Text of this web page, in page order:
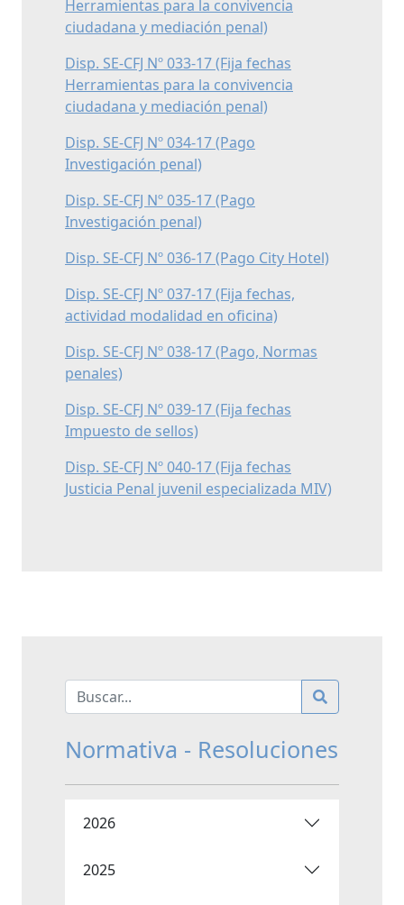
Herramientas para la convivencia
ciudadana y mediación penal)
Disp. SE-CFJ Nº 033-17 (Fija fechas
Herramientas para la convivencia
ciudadana y mediación penal)
Disp. SE-CFJ Nº 034-17 (Pago
Investigación penal)
Disp. SE-CFJ Nº 035-17 (Pago
Investigación penal)
Disp. SE-CFJ Nº 036-17 (Pago City Hotel)
Disp. SE-CFJ Nº 037-17 (Fija fechas,
actividad modalidad en oficina)
Disp. SE-CFJ Nº 038-17 (Pago, Normas
penales)
Disp. SE-CFJ Nº 039-17 (Fija fechas
Impuesto de sellos)
Disp. SE-CFJ Nº 040-17 (Fija fechas
Justicia Penal juvenil especializada MIV)
Normativa - Resoluciones
2026
2025